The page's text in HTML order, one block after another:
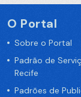
O Portal
Sobre o Portal
Padrão de
Recife
Padrões de